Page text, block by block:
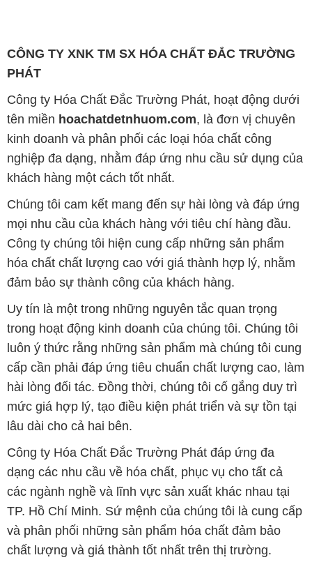
CÔNG TY XNK TM SX HÓA CHẤT ĐẮC TRƯỜNG
PHÁT
Công ty Hóa Chất Đắc Trường Phát, hoạt động dưới
tên miền hoachatdetnhuom.com, là đơn vị chuyên
kinh doanh và phân phối các loại hóa chất công
nghiệp đa dạng, nhằm đáp ứng nhu cầu sử dụng của
khách hàng một cách tốt nhất.
Chúng tôi cam kết mang đến sự hài lòng và đáp ứng
mọi nhu cầu của khách hàng với tiêu chí hàng đầu.
Công ty chúng tôi hiện cung cấp những sản phẩm
hóa chất chất lượng cao với giá thành hợp lý, nhằm
đảm bảo sự thành công của khách hàng.
Uy tín là một trong những nguyên tắc quan trọng
trong hoạt động kinh doanh của chúng tôi. Chúng tôi
luôn ý thức rằng những sản phẩm mà chúng tôi cung
cấp cần phải đáp ứng tiêu chuẩn chất lượng cao, làm
hài lòng đối tác. Đồng thời, chúng tôi cố gắng duy trì
mức giá hợp lý, tạo điều kiện phát triển và sự tồn tại
lâu dài cho cả hai bên.
Công ty Hóa Chất Đắc Trường Phát đáp ứng đa
dạng các nhu cầu về hóa chất, phục vụ cho tất cả
các ngành nghề và lĩnh vực sản xuất khác nhau tại
TP. Hồ Chí Minh. Sứ mệnh của chúng tôi là cung cấp
và phân phối những sản phẩm hóa chất đảm bảo
chất lượng và giá thành tốt nhất trên thị trường.